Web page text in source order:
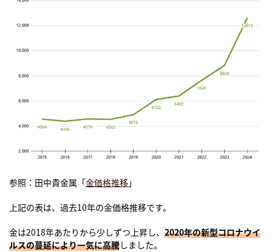
参照：田中貴金属「金価格推移」
上記の表は、過去10年の金価格推移です。
金は2018年あたりから少しずつ上昇し、 2020年の新型コロナウイ
ルスの蔓延により一気に高騰しました。